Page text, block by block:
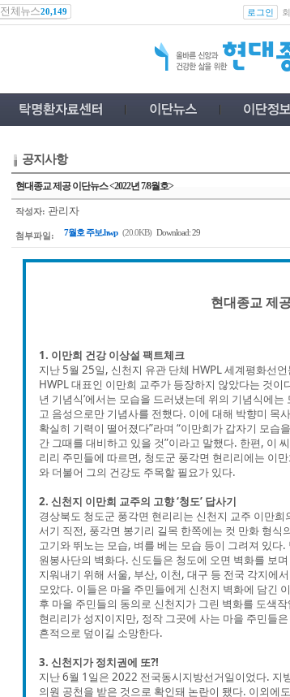
전체뉴스20,149 로그인
공지사항
현대종교 제공 이단뉴스 <2022년 7/8월호>
작성자: 관리자
첨부파일: 7월호 주보.hwp (20.0KB) Download: 29
현대종교 제
1. 이만희 건강 이상설 팩트체크
지난 5월 25일, 신천지 유관 단체 HWPL 세계평화선
HWPL 대표인 이만희 교주가 등장하지 않았다는 것이
년 기념식’에서는 모습을 드러냈는데 위의 기념식에
고 음성으로만 기념사를 전했다. 이에 대해 박향미 목
확실히 기력이 떨어졌다”라며 “이만희가 갑자기 모습
간 그때를 대비하고 있을 것”이라고 말했다. 한편, 이
리리 주민들에 따르면, 청도군 풍각면 현리리에는 이
와 더불어 그의 건강도 주목할 필요가 있다.
2. 신천지 이만희 교주의 고향 ‘청도’ 답사기
경상북도 청도군 풍각면 현리리는 신천지 교주 이만
서기 직전, 풍각면 봉기리 길목 한쪽에는 컷 만화 형
고기와 뛰노는 모습, 벼를 베는 모습 등이 그려져 있
원봉사단의 벽화다. 신도들은 청도에 오면 벽화를 보
지워내기 위해 서울, 부산, 이천, 대구 등 전국 각지에
모았다. 이들은 마을 주민들에게 신천지 벽화에 담긴
후 마을 주민들의 동의로 신천지가 그린 벽화를 도색
현리리가 성지이지만, 정작 그곳에 사는 마을 주민들
흔적으로 덮이길 소망한다.
3. 신천지가 정치권에 또?!
지난 6월 1일은 2022 전국동시지방선거일이었다. 지
의원 공천을 받은 것으로 확인돼 논란이 됐다. 이외에